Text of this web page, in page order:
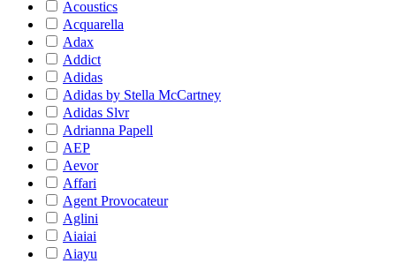
Acoustics
Acquarella
Adax
Addict
Adidas
Adidas by Stella McCartney
Adidas Slvr
Adrianna Papell
AEP
Aevor
Affari
Agent Provocateur
Aglini
Aiaiai
Aiayu